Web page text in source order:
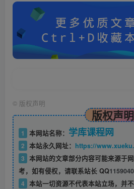
© 版权声明
版权声明
1 本网站名称： 学库课程网
2 本站永久网址： https://
3 本网站的文章部分内容可能来源于
考，如有侵权，请联系站长 QQ
4 本站一切资源不代表本站立场，并